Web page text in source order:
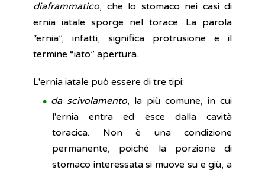
diaframmatico, che lo stomaco nei casi di
ernia iatale sporge nel torace. La parola
“ernia”, infatti, significa protrusione e il
termine “iato” apertura.
L'ernia iatale può essere di tre tipi:
da scivolamento, la più comune, in cui
l'ernia entra ed esce dalla cavità
toracica. Non è una condizione
permanente, poiché la porzione di
stomaco interessata si muove su e giù, a